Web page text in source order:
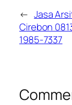
← Jasa
Cirebon
1985-7337